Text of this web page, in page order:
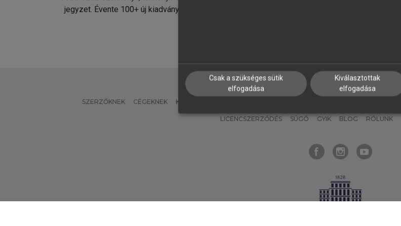
jegyzet. Évente 100+ új kiadvány.
SZERZŐKNEK CÉGEKNEK KÖNYVTÁROSOKNAK
LICENCSZERZŐDÉS SÚGÓ GYIK BLOG RÓLUNK
Csak a szükséges sütik
elfogadása
Kiválasztottak
elfogadása